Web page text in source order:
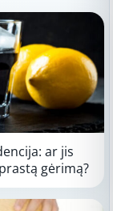
ar jis
gėrimą?